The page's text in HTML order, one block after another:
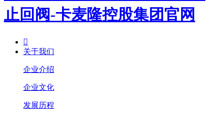

关于我们
企业介绍
企业文化
发展历程